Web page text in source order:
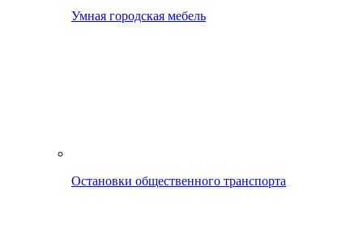
Умная городская мебель
Остановки общественного транспорта